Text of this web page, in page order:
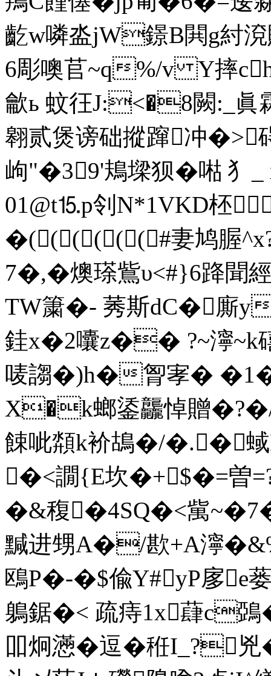
齕w噒泴jW鐛B閧g紂渷
6彫噢苢~q%/v Y摔
龡ь 蚊彺J:<�8闕:_眞
翱贰煲谤础摐蹿冲�>
岣"�39'鳺墚狈�喖 犭
01@t⒖p刢N*1VKD柸
�((((((#妻鸠腛
7�,�燠瑹鴜υ<#}6跭聞
TW簘�- 莠斯dC�廝y
銈x�2囔z�� ?~濘~k
唛謅�)h�胷宯�
X�k螂鋈龘悼贈�?�/
餗呲頮k衸鴣�/�.�
�<譋{E坎�+$�=曽
�&稪�4SQ�<歶
黬进甥A�/歁+A濘
鴎P�-�$偸Y#yP扅e
鵢鋸�< 疏痔1x蕼c
吅炯懣�逗�秹I_?